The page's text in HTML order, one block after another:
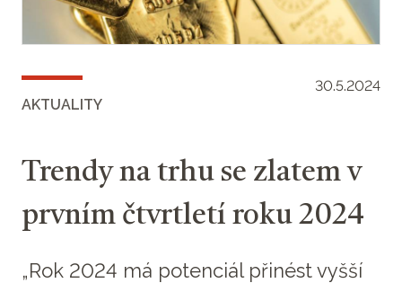
AKTUALITY
30.5.2024
Trendy na trhu se zlatem v
prvním čtvrtletí roku 2024
„Rok 2024 má potenciál přinést vyšší